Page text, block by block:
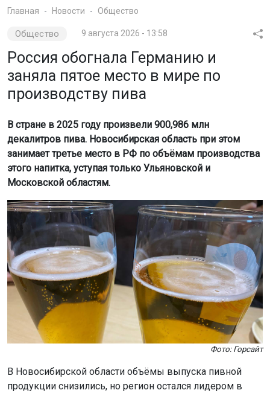
Главная Новости Общество
Общество 9 августа 2026 - 13:58
Россия обогнала Германию и
заняла пятое место в мире по
производству пива
В стране в 2025 году произвели 900,986 млн
декалитров пива. Новосибирская область при этом
занимает третье место в РФ по объёмам производства
этого напитка, уступая только Ульяновской и
Московской областям.
Фото: Горсайт
В Новосибирской области объёмы выпуска пивной
продукции снизились, но регион остался лидером в